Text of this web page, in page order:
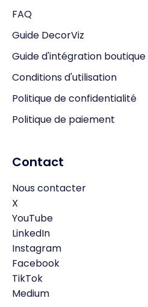
FAQ
Guide DecorViz
Guide d'intégration boutique
Conditions d'utilisation
Politique de confidentialité
Politique de paiement
Contact
Nous contacter
X
YouTube
LinkedIn
Instagram
Facebook
TikTok
Medium